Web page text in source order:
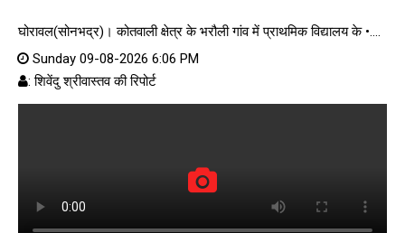
घोरावल(सोनभद्र)। कोतवाली क्षेत्र के भरौली गांव में प्राथमिक विद्यालय के •....
Sunday 09-08-2026 6:06 PM
: शिवेंदु श्रीवास्तव की रिपोर्ट